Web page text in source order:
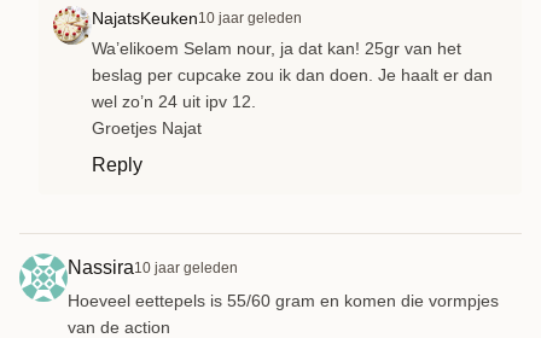
NajatsKeuken10 jaar geleden
Wa’elikoem Selam nour, ja dat kan! 25gr van het
beslag per cupcake zou ik dan doen. Je haalt er dan
wel zo’n 24 uit ipv 12.
Groetjes Najat
Reply
Nassira10 jaar geleden
Hoeveel eettepels is 55/60 gram en komen die vormpjes
van de action